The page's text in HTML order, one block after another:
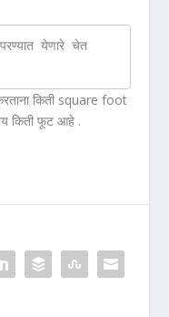
येणारे चेत
किती square foot
किती फूट आहे .